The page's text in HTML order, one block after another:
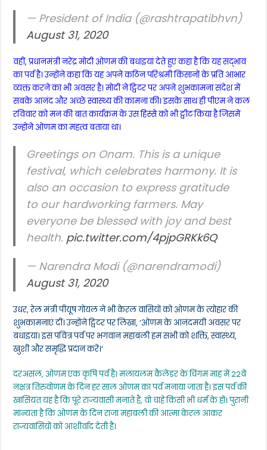
— President of India (@rashtrapatibhvn)
August 31, 2020
वहीं, प्रधानमंत्री नरेंद्र मोदी ओणम की बधाइयां देते हुए कहा है कि यह सद्भाव
का पर्व है। उन्होंने कहा कि यह अपने कठिन परिश्रमी किसानों के प्रति आभार
व्यक्त करने का भी अवसर है। मोदी ने ट्विटर पर अपने शुभकामना संदेश में
सबके आनंद और अच्छे स्वास्थ्य की कामना की। इसके साथ ही पीएम ने कल
रविवार को मन की बात कार्यक्रम के उस हिस्से को भी ट्वीट किया है जिसमें
उन्होंने ओणम का महत्व बताया था।
Greetings on Onam. This is a unique
festival, which celebrates harmony. It is
also an occasion to express gratitude
to our hardworking farmers. May
everyone be blessed with joy and best
health. pic.twitter.com/4pjpGRKk6Q
— Narendra Modi (@narendramodi)
August 31, 2020
उधर, रेल मंत्री पीयूष गोयल ने भी केरल वासियों को ओणम के त्योहार की
शुभकामनाएं दीं। उन्होंने ट्विटर पर लिखा, ‘ओणम के आनंदमयी अवसर पर
बधाइयां। इस पवित्र पर्व पर भगवान महाबली हम सभी को शक्ति, स्वास्थ्य,
खुशी और समृद्धि प्रदान करें।’
दरअसल, ओणम एक कृषि पर्व है। मलायलम कैलेंडर के चिंगम माह में 22वें
नक्षत्र तिरुवोणम के दिन हर साल ओणम का पर्व मनाया जाता है। इस पर्व की
खासियत यह है कि पूरे राज्यवासी मनाते हैं, वो चाहे किसी भी धर्म के हों। पुरानी
मान्यता है कि ओणम के दिन राजा महाबली की आत्मा केरल आकर
राज्यवासियों को आशीर्वाद देती है।